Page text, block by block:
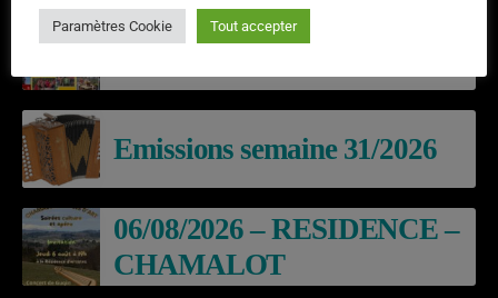
Laroq’En Fête
Emissions semaine 31/2026
06/08/2026 – RESIDENCE –
CHAMALOT
Paramètres Cookie Tout accepter